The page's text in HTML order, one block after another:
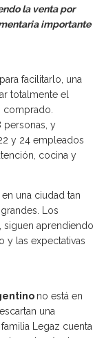
la venta por
importante
facilitarlo, una
totalmente el
y
y 24 empleados
cocina y
una ciudad tan
Los
siguen aprendiendo
y las expectativas
no está en
una
Legaz cuenta